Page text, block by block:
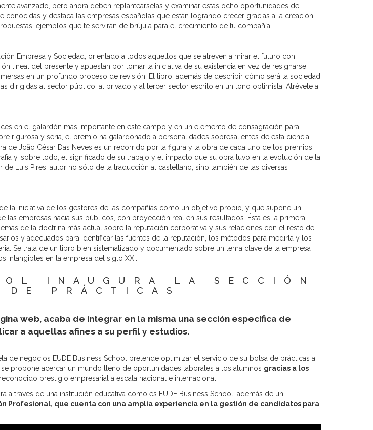
avanzado, pero ahora deben replanteárselas y examinar estas ocho oportunidades de
y destaca las empresas españolas que están logrando crecer gracias a la creación
ejemplos que te servirán de brújula para el crecimiento de tu compañía.
Empresa y Sociedad, orientado a todos aquellos que se atreven a mirar el futuro con
lineal del presente y apuestan por tomar la iniciativa de su existencia en vez de resignarse,
en un profundo proceso de revisión. El libro, además de describir cómo será la sociedad
dirigidas al sector público, al privado y al tercer sector escrito en un tono optimista. Atrévete a
en el galardón más importante en este campo y en un elemento de consagración para
rigurosa y seria, el premio ha galardonado a personalidades sobresalientes de esta ciencia
de João César Das Neves es un recorrido por la figura y la obra de cada uno de los premios
y, sobre todo, el significado de su trabajo y el impacto que su obra tuvo en la evolución de la
Luis Pires, autor no sólo de la traducción al castellano, sino también de las diversas
la iniciativa de los gestores de las compañías como un objetivo propio, y que supone un
empresas hacia sus públicos, con proyección real en sus resultados. Ésta es la primera
de la doctrina más actual sobre la reputación corporativa y sus relaciones con el resto de
y adecuados para identificar las fuentes de la reputación, los métodos para medirla y los
Se trata de un libro bien sistematizado y documentado sobre un tema clave de la empresa
intangibles en la empresa del siglo XXI.
INAUGURA LA SECCIÓN
DE PRÁCTICAS
web, acaba de integrar en la misma una sección específica de
a aquellas afines a su perfil y estudios.
de negocios EUDE Business School pretende optimizar el servicio de su bolsa de prácticas a
propone acercar un mundo lleno de oportunidades laborales a los alumnos gracias a los
prestigio empresarial a escala nacional e internacional.
través de una institución educativa como es EUDE Business School, además de un
Profesional, que cuenta con una amplia experiencia en la gestión de candidatos para